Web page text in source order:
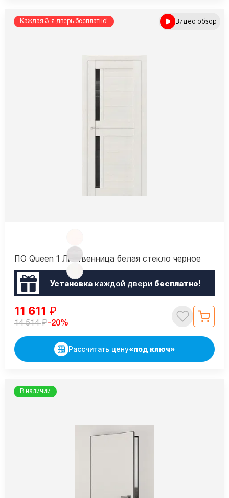
Каждая 3-я дверь бесплатно! Видео обзор
ПО Queen 1 Лиственница белая стекло черное
Установкакаждой двери бесплатно!
11 611 ₽
14 514₽-20%
Рассчитать цену«под ключ»
В наличии